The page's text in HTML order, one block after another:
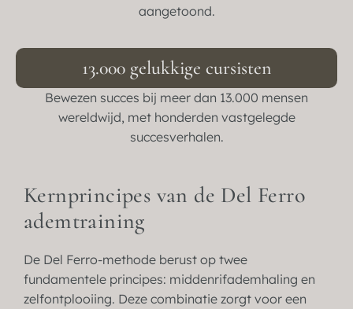
aangetoond.
13.000 gelukkige cursisten
Bewezen succes bij meer dan 13.000 mensen
wereldwijd, met honderden vastgelegde
succesverhalen.
Kernprincipes van de Del Ferro
ademtraining
De Del Ferro-methode berust op twee
fundamentele principes: middenrifademhaling en
zelfontplooiing. Deze combinatie zorgt voor een